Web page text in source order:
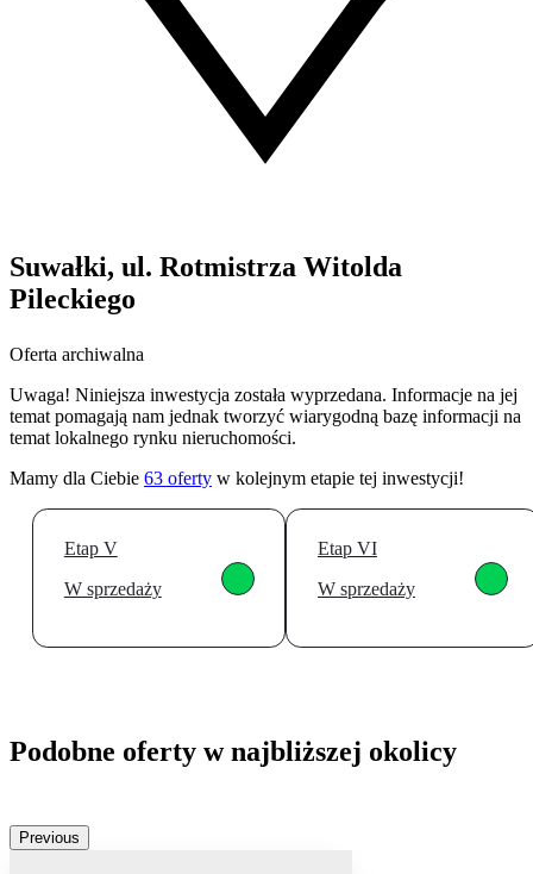
Suwałki, ul. Rotmistrza Witolda
Pileckiego
Oferta archiwalna
Uwaga! Niniejsza inwestycja została wyprzedana. Informacje na jej
temat pomagają nam jednak tworzyć wiarygodną bazę informacji na
temat lokalnego rynku nieruchomości.
Mamy dla Ciebie 63 oferty w kolejnym etapie tej inwestycji!
Etap V
W sprzedaży
Etap VI
W sprzedaży
Podobne oferty w najbliższej okolicy
Previous